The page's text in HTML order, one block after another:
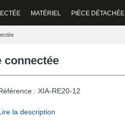
MATÉRIEL PIÈCE DÉTACHÉE
connectée
: XIA-RE20-12
la description